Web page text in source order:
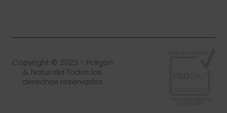
Copyright © 2023 - Poligón
& Naturalia Todos los
derechos reservados